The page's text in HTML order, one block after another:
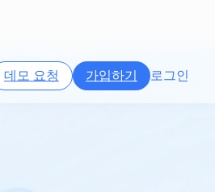
데모 요청 가입하기 로그인